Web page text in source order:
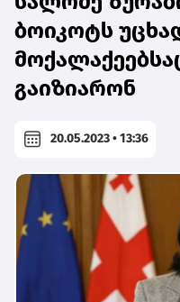
ბოიკოტს
გაიზიარონ
20.05.2023 • 13:36